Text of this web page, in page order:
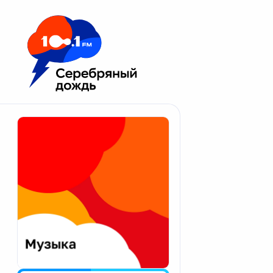
Москва 100.1 FM
Апатиты
Екатеринбург
Калининград
Калуга